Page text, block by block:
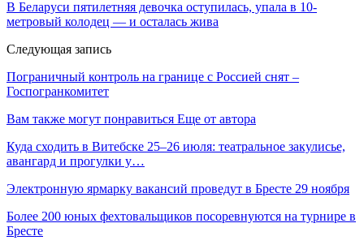
В Беларуси пятилетняя девочка оступилась, упала в 10-
метровый колодец — и осталась жива
Следующая запись
Пограничный контроль на границе с Россией снят –
Госпогранкомитет
Вам также могут понравиться Еще от автора
Куда сходить в Витебске 25–26 июля: театральное закулисье,
авангард и прогулки у…
Электронную ярмарку вакансий проведут в Бресте 29 ноября
Более 200 юных фехтовальщиков посоревнуются на турнире в
Бресте